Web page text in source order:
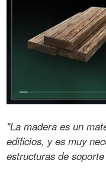
"La madera es un
edificios, y es muy
estructuras de